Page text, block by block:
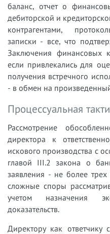
баланс, отчет о
дебиторской и
контрагентами,
записки - все, что
Заключения финансовых
если привлекались для
получения встречного
- в обмен на
Процессуальная
Рассмотрение
директора к
искового производства с
главой III.2 закона о
заявления - не более
сложные споры
учетом назначения
доказательств.
Директору как ответчику